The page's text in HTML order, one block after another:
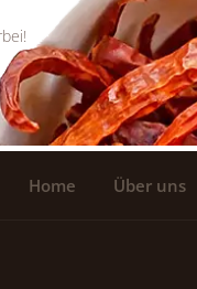
Home Über uns